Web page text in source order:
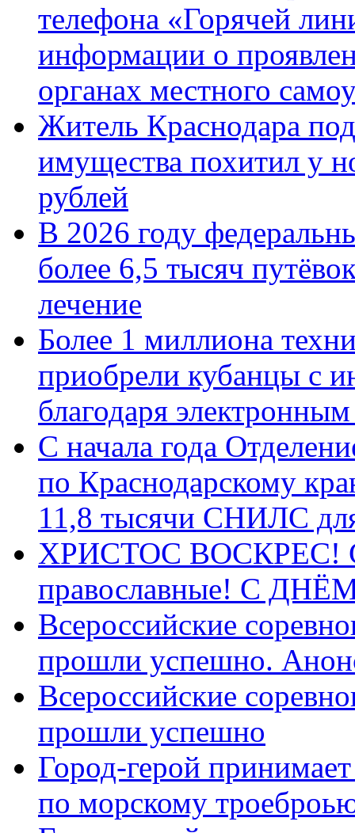
телефона «Горячей
информации о
органах местного
Житель Краснодара
имущества похитил у
рублей
В 2026 году
более 6,5 тысяч
лечение
Более 1 миллиона
приобрели кубанцы с
благодаря
С начала года
по Краснодарскому
11,8 тысячи СНИЛС
ХРИСТОС ВОСКРЕС! С
православные! C
Всероссийские
прошли успешно.
Всероссийские
прошли успешно
Город-герой
по морскому